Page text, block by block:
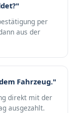
per
aus der
Fahrzeug."
direkt mit der
ausgezahlt.